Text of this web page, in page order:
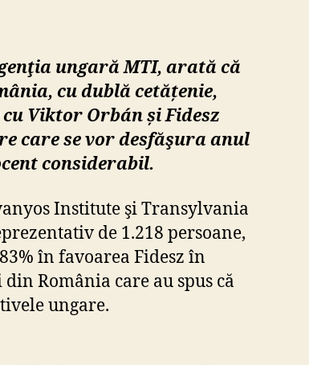
ungarăMTI, arată că
cu dublă cetățenie,
Viktor Orbán și Fidesz
care se vor desfăşura anul
considerabil.
Institute şi Transylvania
de 1.218 persoane,
în favoarea Fidesz în
România care au spus că
ungare.